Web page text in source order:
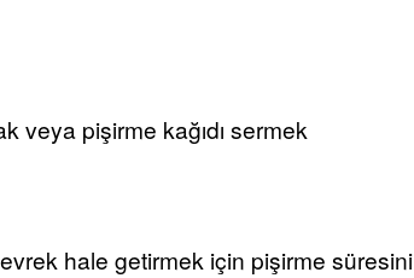
veya pişirme kağıdı sermek
hale getirmek için pişirme süresini